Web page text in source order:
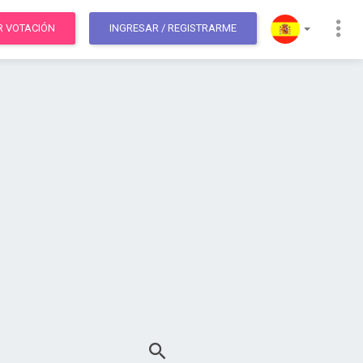
VOTACIÓN INGRESAR / REGISTRARME